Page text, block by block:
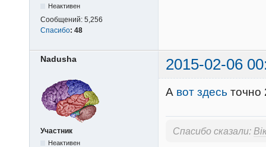
Неактивен
Сообщений: 5,256
Спасибо: 48
Nadusha 2015-02-06
Участник
Неактивен
А вот здесь
Спасибо сказали: